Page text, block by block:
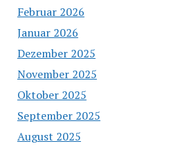
Februar 2026
Januar 2026
Dezember 2025
November 2025
Oktober 2025
September 2025
August 2025